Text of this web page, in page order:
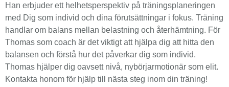
Han erbjuder ett helhetsperspektiv på träningsplaneringen
med Dig som individ och dina förutsättningar i fokus. Träning
handlar om balans mellan belastning och återhämtning. För
Thomas som coach är det viktigt att hjälpa dig att hitta den
balansen och förstå hur det påverkar dig som individ.
Thomas hjälper dig oavsett nivå, nybörjarmotionär som elit.
Kontakta honom för hjälp till nästa steg inom din träning!